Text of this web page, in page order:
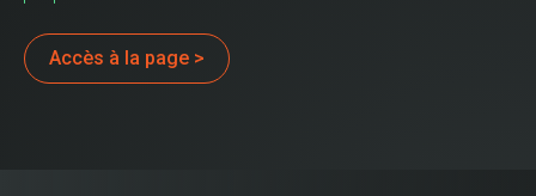
Accès à la page >